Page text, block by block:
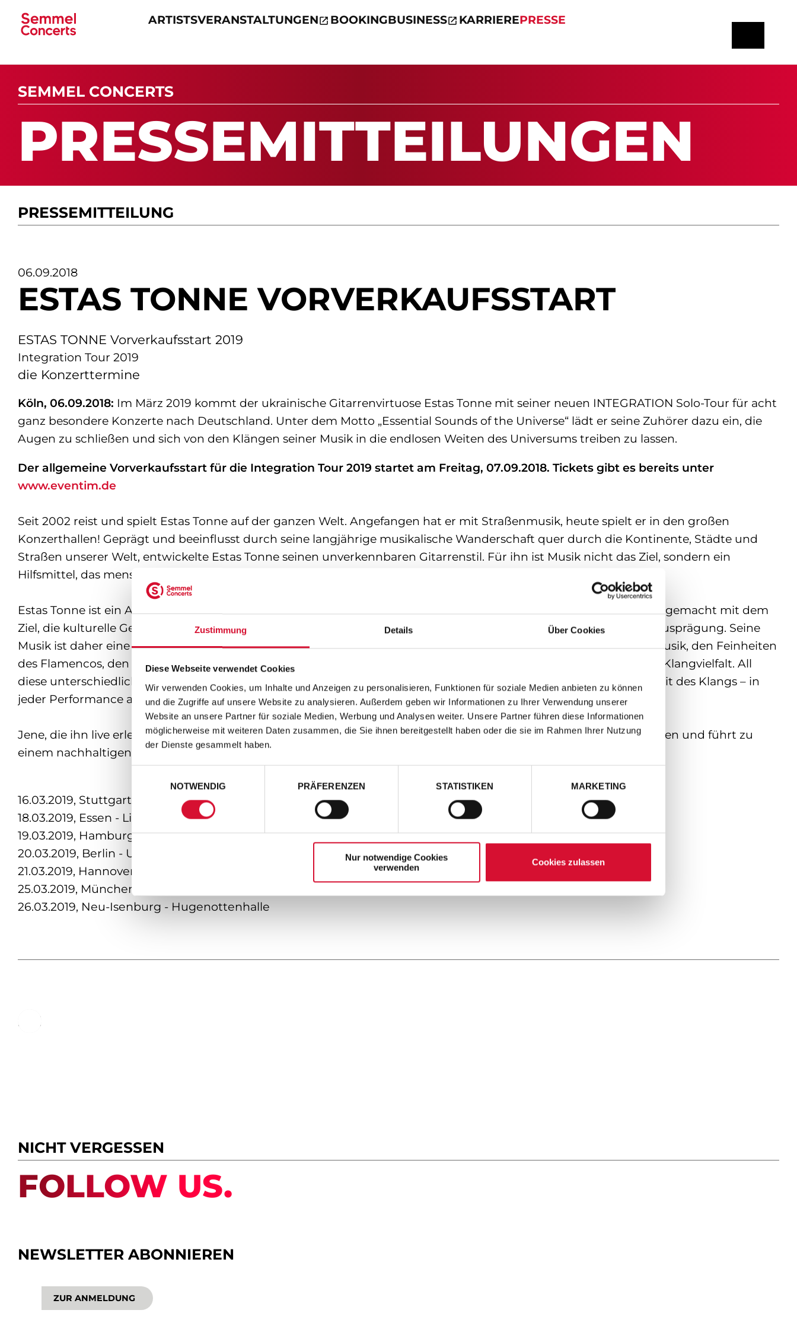
Zustimmung Details Über Cookies
Diese Webseite verwendet Cookies
Wir verwenden Cookies, um Inhalte und Anzeigen zu personalisieren, Funktionen für soziale Medien anbieten zu können
und die Zugriffe auf unsere Website zu analysieren. Außerdem geben wir Informationen zu Ihrer Verwendung unserer
Website an unsere Partner für soziale Medien, Werbung und Analysen weiter. Unsere Partner führen diese Informationen
möglicherweise mit weiteren Daten zusammen, die Sie ihnen bereitgestellt haben oder die sie im Rahmen Ihrer Nutzung
der Dienste gesammelt haben.
NOTWENDIG
PRÄFERENZEN STATISTIKEN MARKETING
Nur notwendige Cookies
verwenden
Cookies zulassen
ARTISTSVERANSTALTUNGEN BOOKINGBUSINESS KARRIEREPRESSE
SEMMEL CONCERTS
PRES­SE­MIT­TEI­LUN­GEN
PRESSE­MITTEILUNG
06.09.2018
ESTAS TONNE VORVERKAUFSSTART
ESTAS TONNE Vorverkaufsstart 2019
Integration Tour 2019
die Konzerttermine
Köln, 06.09.2018: Im März 2019 kommt der ukrainische Gitarrenvirtuose Estas Tonne mit seiner neuen INTEGRATION Solo-Tour für acht
ganz besondere Konzerte nach Deutschland. Unter dem Motto „Essential Sounds of the Universe“ lädt er seine Zuhörer dazu ein, die
Augen zu schließen und sich von den Klängen seiner Musik in die endlosen Weiten des Universums treiben zu lassen.
Der allgemeine Vorverkaufsstart für die Integration Tour 2019 startet am Freitag, 07.09.2018. Tickets gibt es bereits unter
www.eventim.de
Seit 2002 reist und spielt Estas Tonne auf der ganzen Welt. Angefangen hat er mit Straßenmusik, heute spielt er in den großen
Konzerthallen! Geprägt und beeinflusst durch seine langjährige musikalische Wanderschaft quer durch die Kontinente, Städte und
Straßen unserer Welt, entwickelte Estas Tonne seinen unverkennbaren Gitarrenstil. Für ihn ist Musik nicht das Ziel, sondern ein
Hilfsmittel, das menschliche Bewusstsein und die umgebende Realität zu befreien.
Estas Tonne ist ein Ausnahmekünstler. Durch seine Reisen hat er sich verschiedenste kulturelle Merkmale zu eigen gemacht mit dem
Ziel, die kulturelle Gesamtheit der Welt wiederzugeben ohne Schwerpunkt auf eine bestimmte Nationalität oder Ausprägung. Seine
Musik ist daher eine Reminiszenz an jede seiner Erfahrungen. Es ist ein Verschmelzen von Strukturen klassischer Musik, den Feinheiten
des Flamencos, den Ursprüngen des Gipsy, der Charakteristik lateinamerikanischer Klänge und von elektronischer Klangvielfalt. All
diese unterschiedlichen Stile fließen nahezu unbemerkt ineinander und erstehen als eine harmonische neue Einheit des Klangs – in
jeder Performance anders, aber immer einzigartig in ihrer Art und Melodie.
Jene, die ihn live erleben, erfahren die Intensität seiner Musik ganz unmittelbar - sie berührt das Innere der Menschen und führt zu
einem nachhaltigen und glücksstiftenden Erlebnis.
16.03.2019, Stuttgart - Wagenhallen
18.03.2019, Essen - Lichtburg
19.03.2019, Hamburg - Laeiszhalle
20.03.2019, Berlin - Universität der Künste Berlin
21.03.2019, Hannover - Theater am Aegi
25.03.2019, München - Prinzregententheater
26.03.2019, Neu-Isenburg - Hugenottenhalle
ALLE MITTEILUNGEN IM BLICK
NICHT VERGESSEN
FOLLOW US.
NEWSLETTER ABONNIEREN
ZUR ANMELDUNG